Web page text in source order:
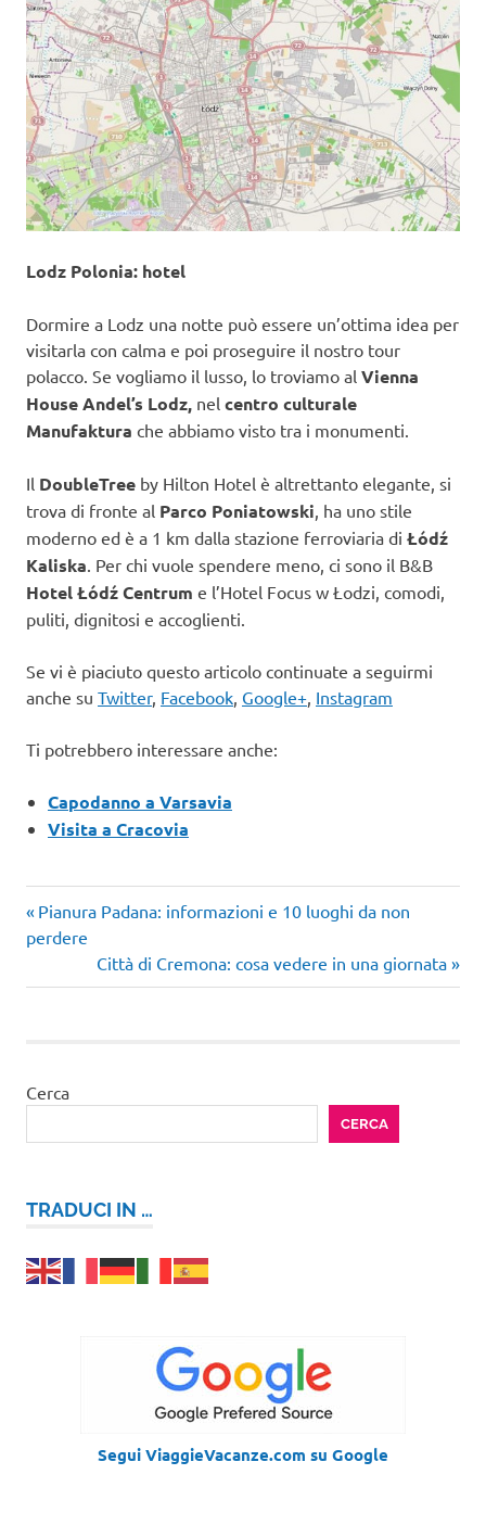
Lodz Polonia: hotel
Dormire a Lodz una notte può essere un’ottima idea per
visitarla con calma e poi proseguire il nostro tour
polacco. Se vogliamo il lusso, lo troviamo al Vienna
House Andel’s Lodz, nel centro culturale
Manufaktura che abbiamo visto tra i monumenti.
Il DoubleTree by Hilton Hotel è altrettanto elegante, si
trova di fronte al Parco Poniatowski, ha uno stile
moderno ed è a 1 km dalla stazione ferroviaria di Łódź
Kaliska. Per chi vuole spendere meno, ci sono il B&B
HotelŁódźCentrum e l’Hotel Focus w Łodzi, comodi,
puliti, dignitosi e accoglienti.
Se vi è piaciuto questo articolo continuate a seguirmi
anche su Twitter, Facebook, Google+, Instagram
Ti potrebbero interessare anche:
Capodanno a Varsavia
Visita a Cracovia
Navigazione
articoli
Articolo
precedente:
Pianura Padana: informazioni e 10 luoghi da non
perdere
Articolo
successivo:
Città di Cremona: cosa vedere in una giornata
Cerca
CERCA
TRADUCI IN …
Segui ViaggieVacanze.com su Google